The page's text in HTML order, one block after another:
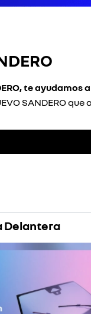
te ayudamos
SANDERO
Delantera